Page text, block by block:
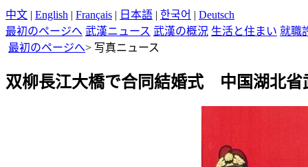
中文 | English | Français | 日本語 | 한국어 | Deutsch
最初のページへ 武漢ニュース 武漢の概況 生活と住まい 就職
最初のページへ> 写真ニュース
双柳長江大橋で合同結婚式 中国湖北省